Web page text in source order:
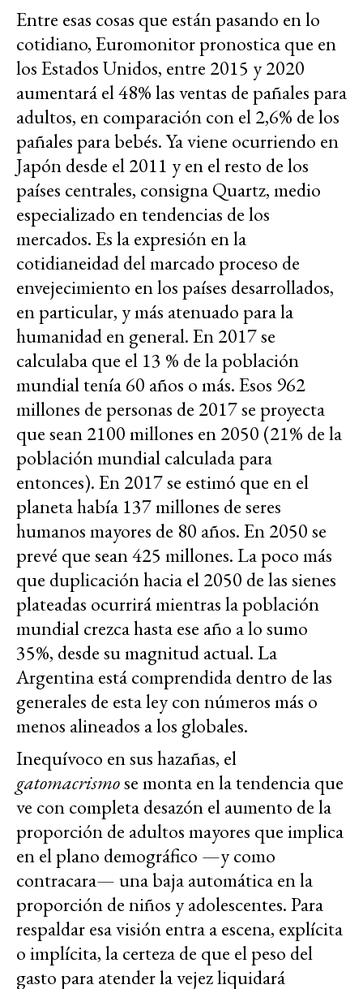
Entre esas cosas que están pasando en lo
cotidiano, Euromonitor pronostica que en
los Estados Unidos, entre 2015 y 2020
aumentará el 48% las ventas de pañales para
adultos, en comparación con el 2,6% de los
pañales para bebés. Ya viene ocurriendo en
Japón desde el 2011 y en el resto de los
países centrales, consigna Quartz, medio
especializado en tendencias de los
mercados. Es la expresión en la
cotidianeidad del marcado proceso de
envejecimiento en los países desarrollados,
en particular, y más atenuado para la
humanidad en general. En 2017 se
calculaba que el 13 % de la población
mundial tenía 60 años o más. Esos 962
millones de personas de 2017 se proyecta
que sean 2100 millones en 2050 (21% de la
población mundial calculada para
entonces). En 2017 se estimó que en el
planeta había 137 millones de seres
humanos mayores de 80 años. En 2050 se
prevé que sean 425 millones. La poco más
que duplicación hacia el 2050 de las sienes
plateadas ocurrirá mientras la población
mundial crezca hasta ese año a lo sumo
35%, desde su magnitud actual. La
Argentina está comprendida dentro de las
generales de esta ley con números más o
menos alineados a los globales.
Inequívoco en sus hazañas, el
gatomacrismose monta en la tendencia que
ve con completa desazón el aumento de la
proporción de adultos mayores que implica
en el plano demográfico —y como
contracara— una baja automática en la
proporción de niños y adolescentes. Para
respaldar esa visión entra a escena, explícita
o implícita, la certeza de que el peso del
gasto para atender la vejez liquidará